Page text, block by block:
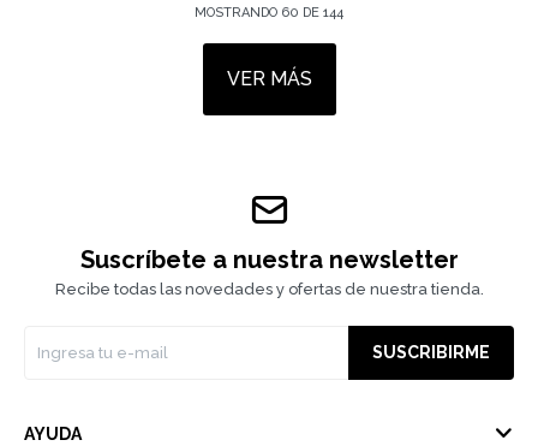
MOSTRANDO 60 DE 144
VER MÁS
Suscríbete a nuestra newsletter
Recibe todas las novedades y ofertas de nuestra tienda.
SUSCRIBIRME
AYUDA